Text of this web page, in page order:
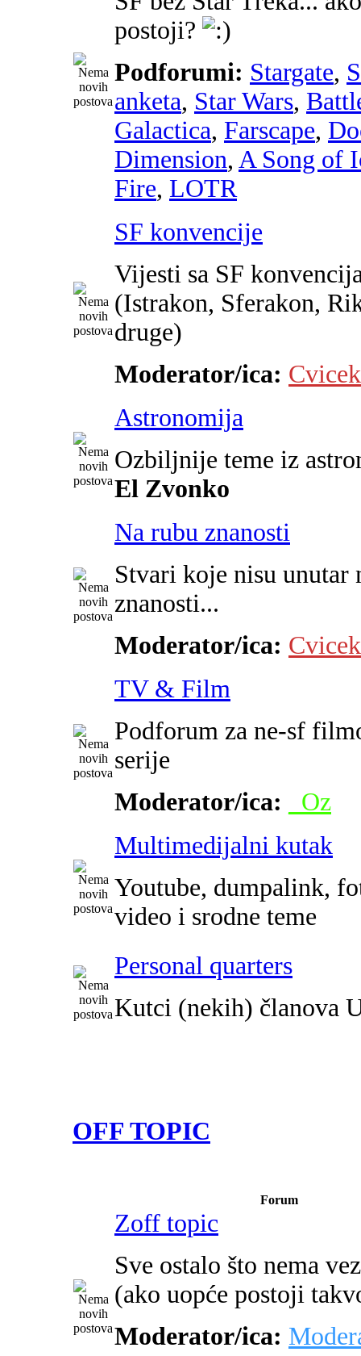
postoji?
Podforumi: Stargate,
anketa, Star Wars,
Galactica, Farscape,
Dimension, A Song of
Fire, LOTR
SF konvencije
Vijesti sa SF
(Istrakon, Sferakon,
druge)
Moderator/ica: Cvicek
Astronomija
Ozbiljnije teme iz
El Zvonko
Na rubu znanosti
Stvari koje nisu unutar
znanosti...
Moderator/ica: Cvicek
TV & Film
Podforum za ne-sf
serije
Moderator/ica:
_Oz
Multimedijalni kutak
Youtube, dumpalink,
video i srodne teme
Personal quarters
Kutci (nekih) članova
OFF TOPIC
Forum
Zoff topic
Sve ostalo što nema
(ako uopće postoji
Moderator/ica: